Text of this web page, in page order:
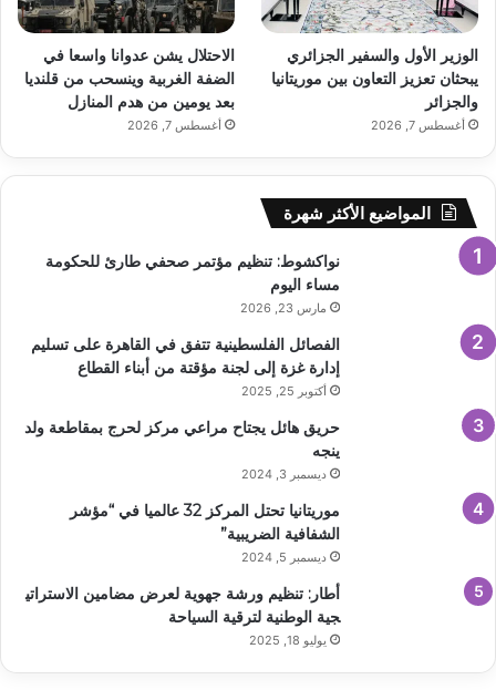
الوزير الأول والسفير الجزائري
يبحثان تعزيز التعاون بين موريتانيا
والجزائر
أغسطس 7, 2026
الاحتلال يشن عدوانا واسعا في
الضفة الغربية وينسحب من قلنديا
بعد يومين من هدم المنازل
أغسطس 7, 2026
المواضيع الأكثر شهرة
نواكشوط: تنظيم مؤتمر صحفي طارئ للحكومة
مساء اليوم
مارس 23, 2026
الفصائل الفلسطينية تتفق في القاهرة على تسليم
إدارة غزة إلى لجنة مؤقتة من أبناء القطاع
أكتوبر 25, 2025
حريق هائل يجتاح مراعي مركز لحرج بمقاطعة ولد
ينجه
ديسمبر 3, 2024
موريتانيا تحتل المركز 32 عالميا في “مؤشر
الشفافية الضريبية”
ديسمبر 5, 2024
أطار: تنظيم ورشة جهوية لعرض مضامين الاستراتي
جية الوطنية لترقية السياحة
يوليو 18, 2025